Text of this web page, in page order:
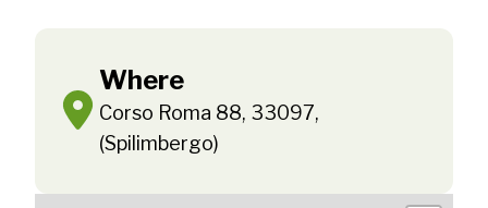
Where
Corso Roma 88, 33097,
(Spilimbergo)